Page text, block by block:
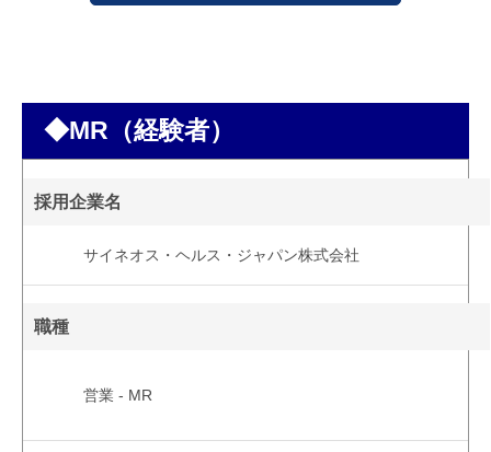
◆MR（経験者）
採用企業名
サイネオス・ヘルス・ジャパン株式会社
職種
営業 - MR